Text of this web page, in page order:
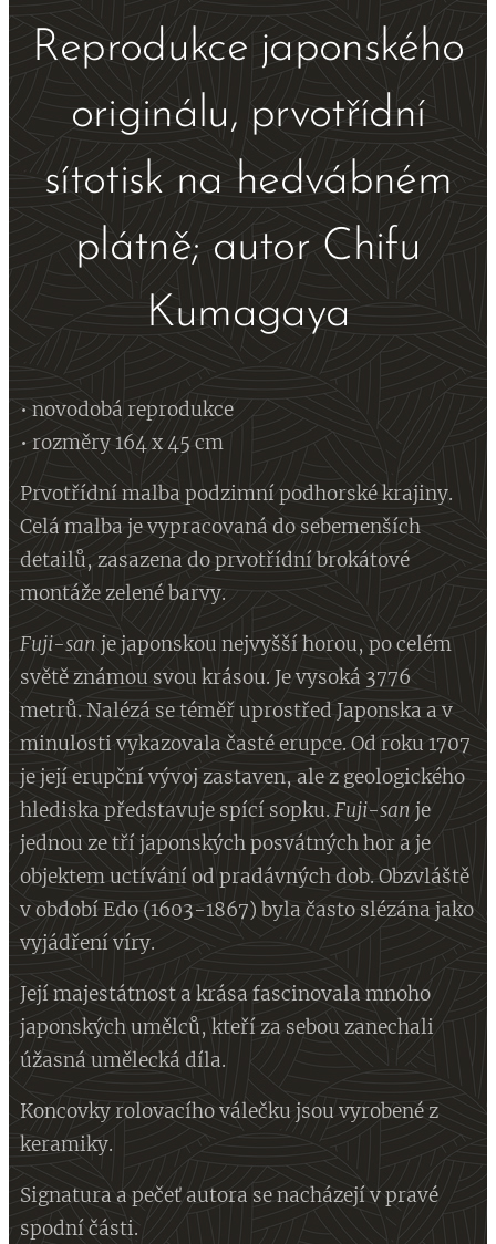
Reprodukce japonského
originálu, prvotřídní
sítotisk na hedvábném
plátně; autor Chifu
Kumagaya
• novodobá reprodukce
• rozměry 164 x 45 cm
Prvotřídní malba podzimní podhorské krajiny.
Celá malba je vypracovaná do sebemenších
detailů, zasazena do prvotřídní brokátové
montáže zelené barvy.
Fuji-sanje japonskou nejvyšší horou, po celém
světě známou svou krásou. Je vysoká 3776
metrů. Nalézá se téměř uprostřed Japonska a v
minulosti vykazovala časté erupce. Od roku 1707
je její erupční vývoj zastaven, ale z geologického
hlediska představuje spící sopku.Fuji-san je
jednou ze tří japonských posvátných hor a je
objektem uctívání od pradávných dob. Obzvláště
v období Edo (1603-1867) byla často slézána jako
vyjádření víry.
Její majestátnost a krása fascinovala mnoho
japonských umělců, kteří za sebou zanechali
úžasná umělecká díla.
Koncovky rolovacího válečku jsou vyrobené z
keramiky.
Signatura a pečeť autora se nacházejí v pravé
spodní části.